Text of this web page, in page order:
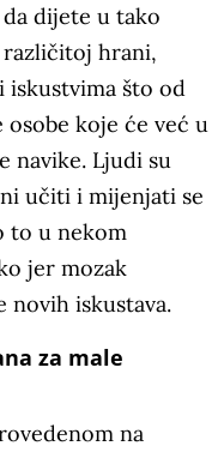
dijete u tako
hrani,
iskustvima što od
koje će već u
navike. Ljudi su
učiti i mijenjati se
to u nekom
jer mozak
novih iskustava.
za male
na